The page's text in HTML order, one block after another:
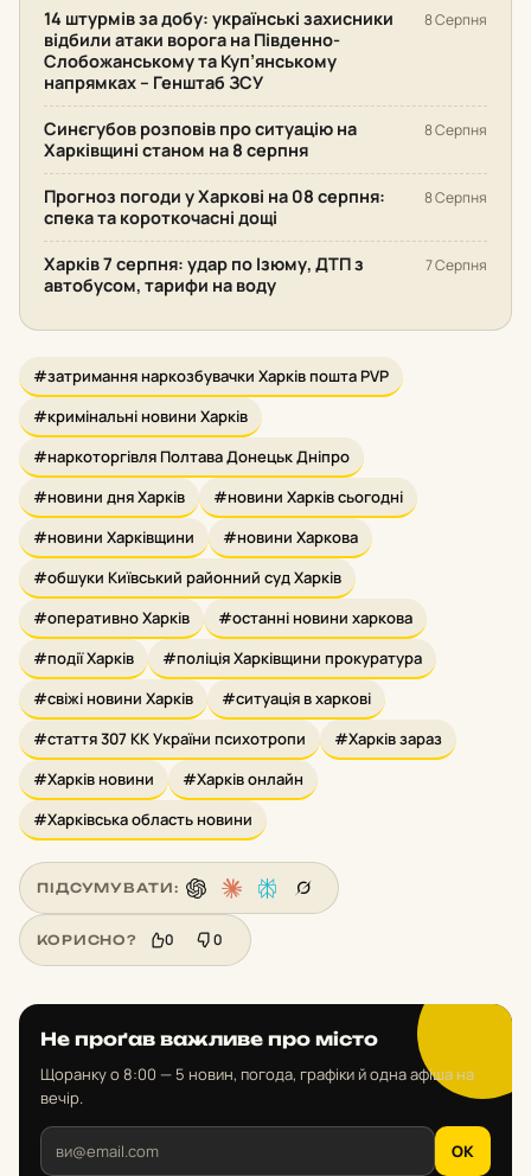
14 штурмів за добу: українські захисники
відбили атаки ворога на Південно-
Слобожанському та Куп’янському
напрямках – Генштаб ЗСУ
8 Серпня
Синєгубов розповів про ситуацію на
Харківщині станом на 8 серпня
8 Серпня
Прогноз погоди у Харкові на 08 серпня:
спека та короткочасні дощі
8 Серпня
Харків 7 серпня: удар по Ізюму, ДТП з
автобусом, тарифи на воду
7 Серпня
#затримання наркозбувачки Харків пошта PVP
#кримінальні новини Харків
#наркоторгівля Полтава Донецьк Дніпро
#новини дня Харків
#новини Харків сьогодні
#новини Харківщини
#новини Харкова
#обшуки Київський районний суд Харків
#оперативно Харків
#останні новини харкова
#події Харків
#поліція Харківщини прокуратура
#свіжі новини Харків
#ситуація в харкові
#стаття 307 КК України психотропи
#Харків зараз
#Харків новини
#Харків онлайн
#Харківська область новини
ПІДСУМУВАТИ:
КОРИСНО? 0 0
Не проґав важливе про місто
Щоранку о 8:00 — 5 новин, погода, графіки й одна афіша на
вечір.
OK